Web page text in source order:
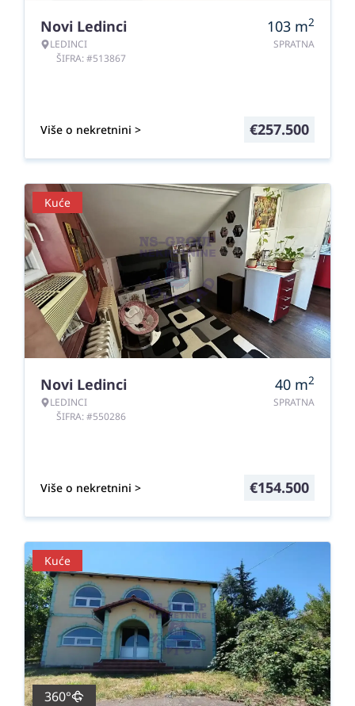
Novi Ledinci
LEDINCI
ŠIFRA: #513867
103 m2
SPRATNA
Više o nekretnini > €257.500
Kuće
Novi Ledinci
LEDINCI
ŠIFRA: #550286
40 m2
SPRATNA
Više o nekretnini > €154.500
Kuće
360°